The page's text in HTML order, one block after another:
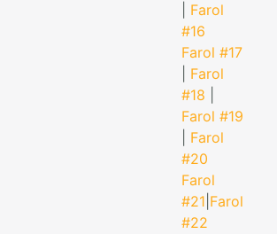
Farol
#16
Farol #17
Farol
#18
Farol #19
Farol
#20
Farol
#21 Farol
#22